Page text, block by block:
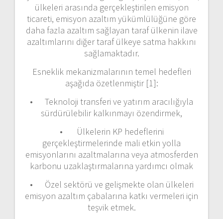
ülkeleri arasında gerçekleştirilen emisyon
ticareti, emisyon azaltım yükümlülüğüne göre
daha fazla azaltım sağlayan taraf ülkenin ilave
azaltımlarını diğer taraf ülkeye satma hakkını
sağlamaktadır.
Esneklik mekanizmalarının temel hedefleri
aşağıda özetlenmiştir [1]:
• Teknoloji transferi ve yatırım aracılığıyla
sürdürülebilir kalkınmayı özendirmek,
• Ülkelerin KP hedeflerini
gerçekleştirmelerinde mali etkin yolla
emisyonlarını azaltmalarına veya atmosferden
karbonu uzaklaştırmalarına yardımcı olmak
• Özel sektörü ve gelişmekte olan ülkeleri
emisyon azaltım çabalarına katkı vermeleri için
teşvik etmek.